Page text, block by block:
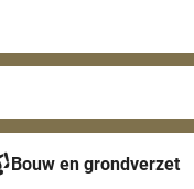
Bouw en grondverzet